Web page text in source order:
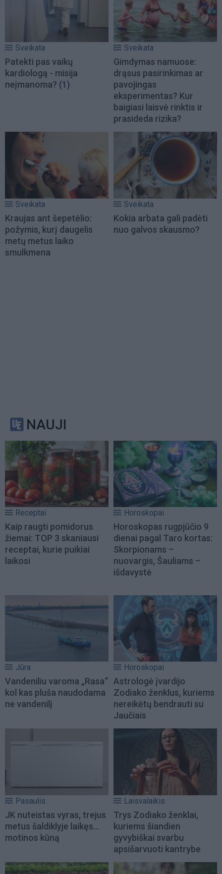
Sveikata
Patekti pas vaikų
kardiologą - misija
neįmanoma? (1)
Sveikata
Gimdymas namuose:
drąsus pasirinkimas ar
pavojingas
eksperimentas? Kur
baigiasi laisvė rinktis ir
prasideda rizika?
Sveikata
Kraujas ant šepetėlio:
požymis, kurį daugelis
metų metus laiko
smulkmena
Sveikata
Kokia arbata gali padėti
nuo galvos skausmo?
NAUJI
Receptai
Kaip raugti pomidorus
žiemai: TOP 3 skaniausi
receptai, kurie puikiai
laikosi
Horoskopai
Horoskopas rugpjūčio 9
dienai pagal Taro kortas:
Skorpionams –
nuovargis, Šauliams –
išdavystė
Jūra
Vandeniliu varoma „Rasa“
kol kas pluša naudodama
ne vandenilį
Horoskopai
Astrologė įvardijo
Zodiako ženklus, kuriems
nereikėtų bendrauti su
Jaučiais
Pasaulis
JK nuteistas vyras, trejus
metus šaldiklyje laikęs...
motinos kūną
Laisvalaikis
Trys Zodiako ženklai,
kuriems šiandien
gyvybiškai svarbu
apsišarvuoti kantrybe